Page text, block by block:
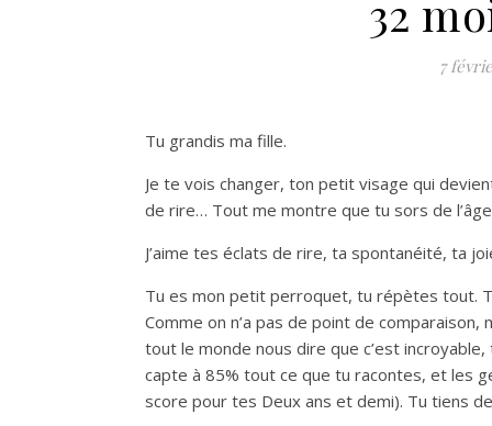
32
7
Tu grandis ma fille.
Je te vois changer, ton petit visage qui
de rire… Tout me montre que tu sors de
J’aime tes éclats de rire, ta spontanéité, ta
Tu es mon petit perroquet, tu répètes tout.
Comme on n’a pas de point de
tout le monde nous dire que c’est
capte à 85% tout ce que tu racontes, et les
score pour tes Deux ans et demi). Tu tiens